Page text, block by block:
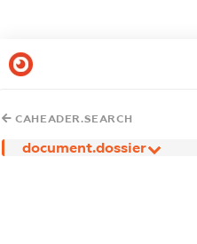
CAHEADER.SEARCH
document.dossier